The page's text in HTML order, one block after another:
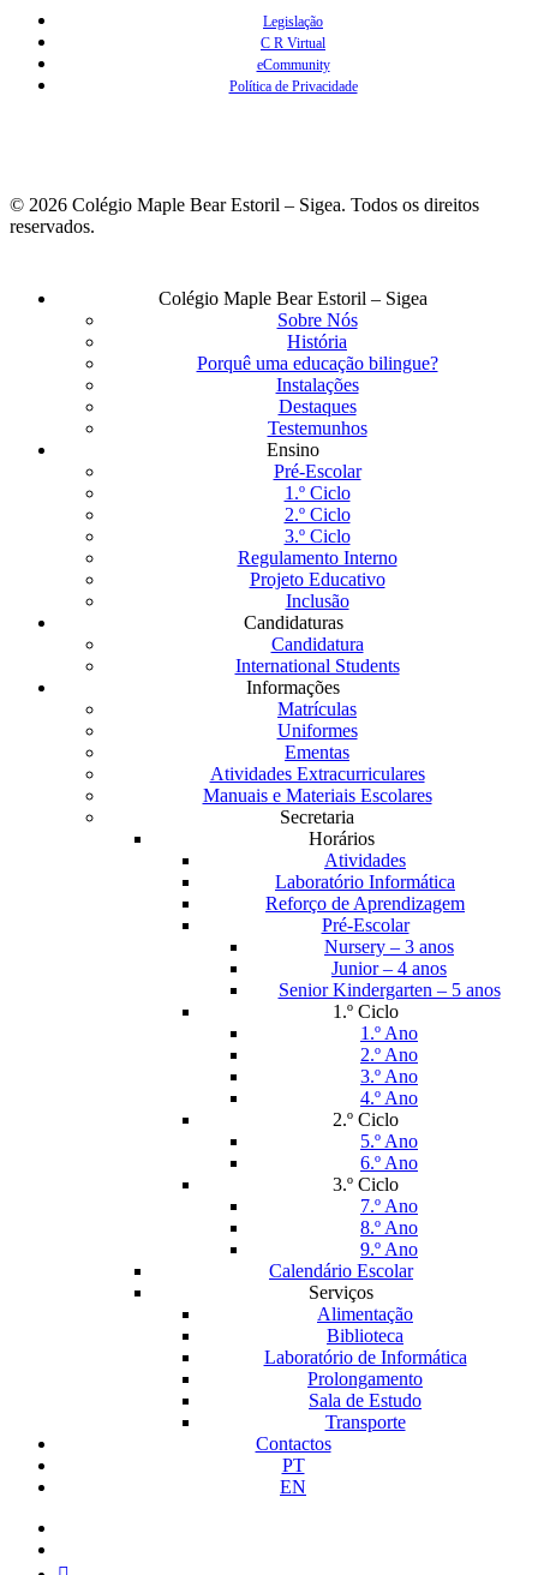
Legislação
C R Virtual
eCommunity
Política de Privacidade
© 2026 Colégio Maple Bear Estoril – Sigea. Todos os direitos
reservados.
Fechar
Colégio Maple Bear Estoril – Sigea
Sobre Nós
História
Porquê uma educação bilingue?
Instalações
Destaques
Testemunhos
Ensino
Pré-Escolar
1.º Ciclo
2.º Ciclo
3.º Ciclo
Regulamento Interno
Projeto Educativo
Inclusão
Candidaturas
Candidatura
International Students
Informações
Matrículas
Uniformes
Ementas
Atividades Extracurriculares
Manuais e Materiais Escolares
Secretaria
Horários
Atividades
Laboratório Informática
Reforço de Aprendizagem
Pré-Escolar
Nursery – 3 anos
Junior – 4 anos
Senior Kindergarten – 5 anos
1.º Ciclo
1.º Ano
2.º Ano
3.º Ano
4.º Ano
2.º Ciclo
5.º Ano
6.º Ano
3.º Ciclo
7.º Ano
8.º Ano
9.º Ano
Calendário Escolar
Serviços
Alimentação
Biblioteca
Laboratório de Informática
Prolongamento
Sala de Estudo
Transporte
Contactos
PT
EN
medium